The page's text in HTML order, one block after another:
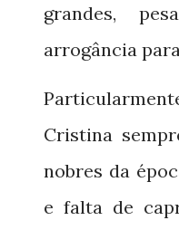
grandes,
arrogância
Cristina
nobres da
e falta de